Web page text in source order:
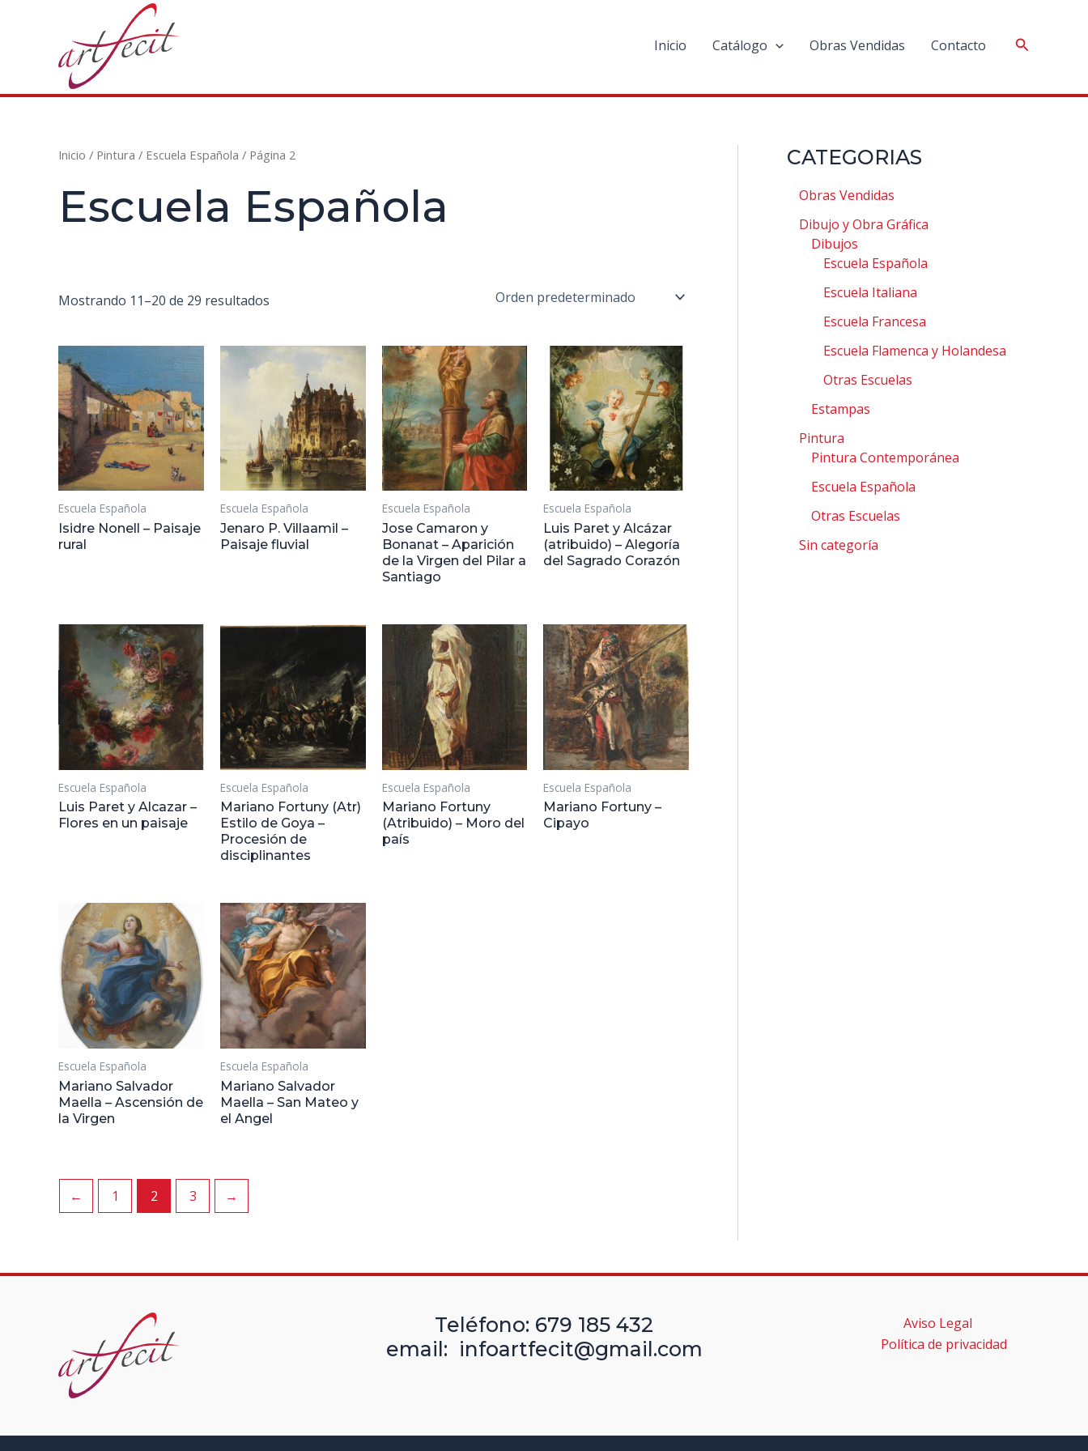
Inicio Catálogo Obras Vendidas Contacto
Inicio / Pintura / Escuela Española / Página 2
Escuela Española
Mostrando 11–20 de 29 resultados
Escuela Española
Isidre Nonell – Paisaje
rural
Escuela Española
Jenaro P. Villaamil –
Paisaje fluvial
Escuela Española
Jose Camaron y
Bonanat – Aparición
de la Virgen del Pilar a
Santiago
Escuela Española
Luis Paret y Alcázar
(atribuido) – Alegoría
del Sagrado Corazón
Escuela Española
Luis Paret y Alcazar –
Flores en un paisaje
Escuela Española
Mariano Fortuny (Atr)
Estilo de Goya –
Procesión de
disciplinantes
Escuela Española
Mariano Fortuny
(Atribuido) – Moro del
país
Escuela Española
Mariano Fortuny –
Cipayo
Escuela Española
Mariano Salvador
Maella – Ascensión de
la Virgen
Escuela Española
Mariano Salvador
Maella – San Mateo y
el Angel
← 1 2 3 →
CATEGORIAS
Obras Vendidas
Dibujo y Obra Gráfica
Dibujos
Escuela Española
Escuela Italiana
Escuela Francesa
Escuela Flamenca y Holandesa
Otras Escuelas
Estampas
Pintura
Pintura Contemporánea
Escuela Española
Otras Escuelas
Sin categoría
Teléfono: 679 185 432
email: infoartfecit@gmail.com
Aviso Legal
Política de privacidad